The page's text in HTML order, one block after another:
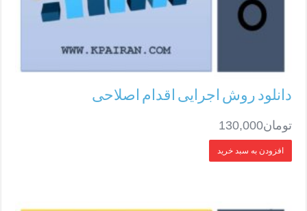
دانلود روش اجرایی اقدام اصلاحی
تومان130,000
افزودن به سبد خرید